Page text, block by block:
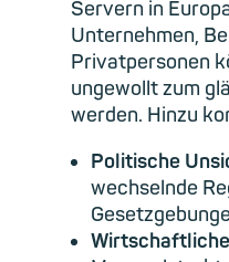
Servern in
Unternehmen,
Privatpersonen
ungewollt zum
werden. Hinzu
Politische
wechselnde